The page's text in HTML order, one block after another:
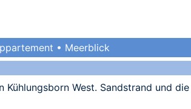
• Meerblick
West. Sandstrand und